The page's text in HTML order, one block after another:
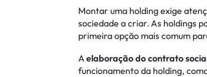
Montar uma holding exige
sociedade a criar. As holdings
primeira opção mais comum
Aelaboração do contrato
funcionamento da holding,